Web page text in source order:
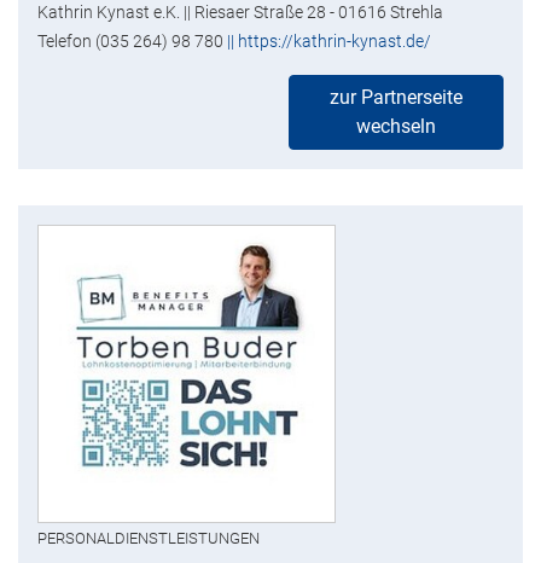
Kathrin Kynast e.K. || Riesaer Straße 28 - 01616 Strehla
Telefon (035 264) 98 780 || https://kathrin-kynast.de/
zur Partnerseite
wechseln
PERSONALDIENSTLEISTUNGEN